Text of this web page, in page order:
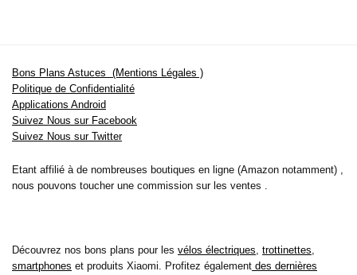
Bons Plans Astuces (Mentions Légales )
Politique de Confidentialité
Applications Android
Suivez Nous sur Facebook
Suivez Nous sur Twitter
Etant affilié à de nombreuses boutiques en ligne (Amazon notamment) ,
nous pouvons toucher une commission sur les ventes .
Découvrez nos bons plans pour les vélos électriques trottinettes
smartphones et produits Xiaomi. Profitez également des dernières